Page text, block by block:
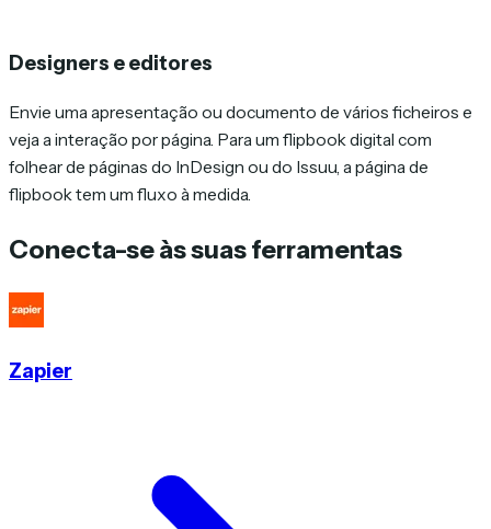
Designers e editores
Envie uma apresentação ou documento de vários ficheiros e
veja a interação por página. Para um flipbook digital com
folhear de páginas do InDesign ou do Issuu, a página de
flipbook tem um fluxo à medida.
Conecta-se às suas ferramentas
Zapier